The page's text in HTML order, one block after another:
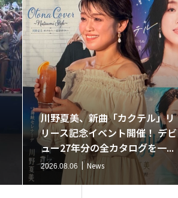
川野夏美、新曲「カクテル」リ
リース記念イベント開催！ デビ
ュー27年分の全カタログを一...
2026.08.06 News